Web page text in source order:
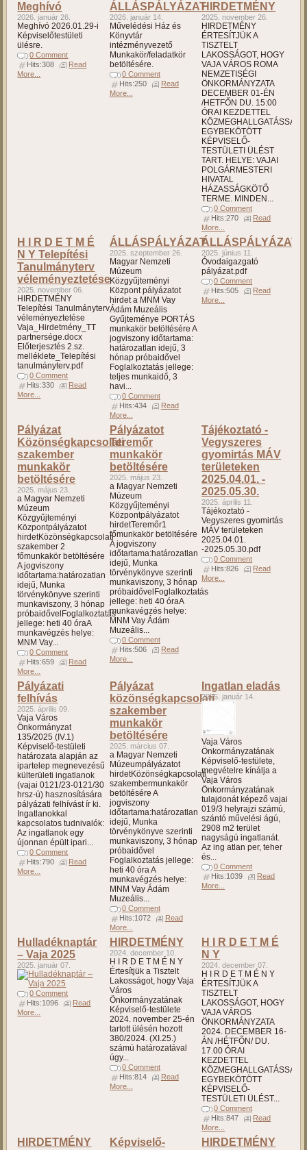
Meghívó
2026. január 26.
Meghívó 2026.01.29-i
Képviselőtestületi
ülésre.
0 Comment
Hits:308
Read
More...
ÁLLÁSPÁLYÁZAT
2026. január 14.
Művelédési Ház és
Könyvtár
intézményvezető
Munkakör/feladatkör
betöltésére.
0 Comment
Hits:250
Read
More...
HIRDETMÉNY
2025. november 26.
HIRDETMÉNY
ÉRTESÍTJÜK A
TISZTELT
LAKOSSÁGOT, HOGY
VAJA VÁROS ROMA
NEMZETISÉGI
ÖNKORMÁNYZATA
DECEMBER 01-ÉN
/HETFŐN DU. 15:00
ÓRAI KEZDETTEL
KÖZMEGHALLGATÁSSAL
EGYBEKÖTÖTT
KÉPVISELŐ-
TESTÜLETI ÜLÉST
TART. HELYE: VAJAI
POLGÁRMESTERI
HIVATAL
HÁZASSÁGKÖTŐ
TERME. MINDEN...
0 Comment
Hits:270
Read
More...
H I R D E T M É
N Y Telepítési
Tanulmányterv
véleményeztetése
2025. november 06.
HIRDETMÉNY
Telepítési Tanulmányterv
véleményeztetése
Vaja_Hirdetmény_TT
partnersége.docx
Előterjesztés 2.sz.
melléklete_Telepítési
tanulmányterv.pdf
0 Comment
Hits:330
Read
More...
ÁLLÁSPÁLYÁZAT
2025. szeptember 26.
Magyar Nemzeti
Múzeum
Közgyűjteményi
Központ pályázatot
hirdet a MNM Vay
Ádám Muzeális
Gyűjteménye PORTÁS
munkakör betöltésére A
jogviszony időtartama:
határozatlan idejű, 3
hónap próbaidővel
Foglalkoztatás jellege:
teljes munkaidő, 3
havi...
0 Comment
Hits:434
Read
More...
ÁLLÁSPÁLYÁZAT
2025. június 11.
Óvodaigazgató
pályázat.pdf
0 Comment
Hits:505
Read
More...
Pályázat
Közönségkapcsolati
szakember
munkakör
betöltésére
2025. május 23.
a Magyar Nemzeti
Múzeum
Közgyűjteményi
Központpályázatot
hirdetKözönségkapcsolati
szakember 2
főmunkakör betöltésére
A jogviszony
időtartama:határozatlan
idejű, Munka
törvénykönyve szerinti
munkaviszony, 3 hónap
próbaidővelFoglalkoztatás
jellege: heti 40 óraA
munkavégzés helye:
MNM Vay...
0 Comment
Hits:659
Read
More...
Pályázatot
Teremőr
munkakör
betöltésére
2025. május 23.
a Magyar Nemzeti
Múzeum
Közgyűjteményi
Központpályázatot
hirdetTeremőr1
főmunkakör betöltésére
A jogviszony
időtartama:határozatlan
idejű, Munka
törvénykönyve szerinti
munkaviszony, 3 hónap
próbaidővelFoglalkoztatás
jellege: heti 40 óraA
munkavégzés helye:
MNM Vay Ádám
Muzeális...
0 Comment
Hits:506
Read
More...
Tájékoztató -
Vegyszeres
gyomirtás MÁV
területeken
2025.04.01. -
2025.05.30.
2025. április 11.
Tájékoztató -
Vegyszeres gyomirtás
MÁV területeken
2025.04.01.
-2025.05.30.pdf
0 Comment
Hits:826
Read
More...
Pályázati
felhívás
2025. április 09.
Vaja Város
Önkormányzat
135/2025 (IV.1)
Képviselő-testületi
határozata alapján az
ipartelep megnevezésű
külterületi ingatlanok
(vajai 0121/23-0121/30
hrsz-ú) hasznosítására
pályázati felhívást ír ki.
Ingatlanokkal
kapcsolatos tudnivalók:
Az ingatlanok egy
újonnan épült ipari...
0 Comment
Hits:790
Read
More...
Pályázat
közönségkapcsolati
szakember
munkakör
betöltésére
2025. március 07.
a Magyar Nemzeti
Múzeumpályázatot
hirdetKözönségkapcsolati
szakembermunkakör
betöltésére A
jogviszony
időtartama:határozatlan
idejű, Munka
törvénykönyve szerinti
munkaviszony, 3 hónap
próbaidővel
Foglalkoztatás jellege:
heti 40 óra A
munkavégzés helye:
MNM Vay Ádám
Muzeális...
0 Comment
Hits:1072
Read
More...
Ingatlan eladás
2025. január 14.
Vaja Város
Önkormányzatának
Képviselő-testülete,
megvételre kínálja a
Vaja Város
Önkormányzatának
tulajdonát képező vajai
019/3 helyrajzi számú,
szántó művelési ágú,
2908 m2 terület
nagyságú ingatlanát.
Az ing atlan per, teher
és...
0 Comment
Hits:1039
Read
More...
Hulladéknaptár
– Vaja 2025
2025. január 07.
0 Comment
Hits:1096
Read
More...
HIRDETMÉNY
2024. december 10.
H I R D E T M É N Y
Értesítjük a Tisztelt
Lakosságot, hogy Vaja
Város
Önkormányzatának
Képviselő-testülete
2024. november 25-én
tartott ülésén hozott
380/2024. (XI.25.)
számú határozatával
úgy...
0 Comment
Hits:814
Read
More...
H I R D E T M É
N Y
2024. december 07.
H I R D E T M É N Y
ÉRTESÍTJÜK A
TISZTELT
LAKOSSÁGOT, HOGY
VAJA VÁROS
ÖNKORMÁNYZATA
2024. DECEMBER 16-
ÁN /HÉTFŐN/ DU.
17.00 ÓRAI
KEZDETTEL
KÖZMEGHALLGATÁSSAL
EGYBEKÖTÖTT
KÉPVISELŐ-
TESTÜLETI ÜLÉST...
0 Comment
Hits:847
Read
More...
HIRDETMÉNY
Képviselő-
HIRDETMÉNY